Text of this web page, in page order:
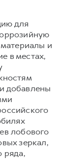
для
и
в местах,
добавлены
лобового
зеркал,
ряда,